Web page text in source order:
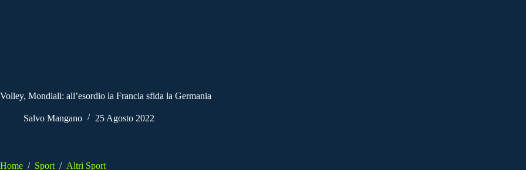
Volley, Mondiali: all’esordio la Francia sfida la Germania
Salvo Mangano 25 Agosto 2022
Home / Sport / Altri Sport